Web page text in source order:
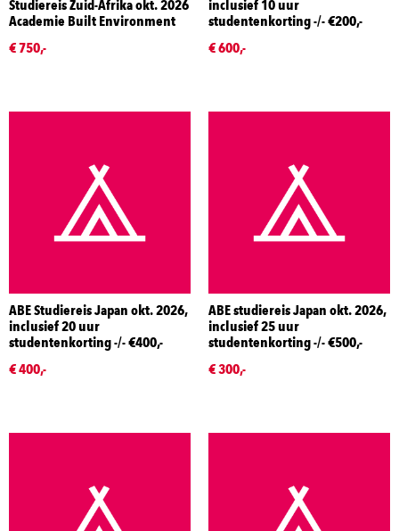
Studiereis Zuid-Afrika okt. 2026
Academie Built Environment
€ 750,-
inclusief 10 uur
studentenkorting -/- €200,-
€ 600,-
ABE Studiereis Japan okt. 2026,
inclusief 20 uur
studentenkorting -/- €400,-
€ 400,-
ABE studiereis Japan okt. 2026,
inclusief 25 uur
studentenkorting -/- €500,-
€ 300,-